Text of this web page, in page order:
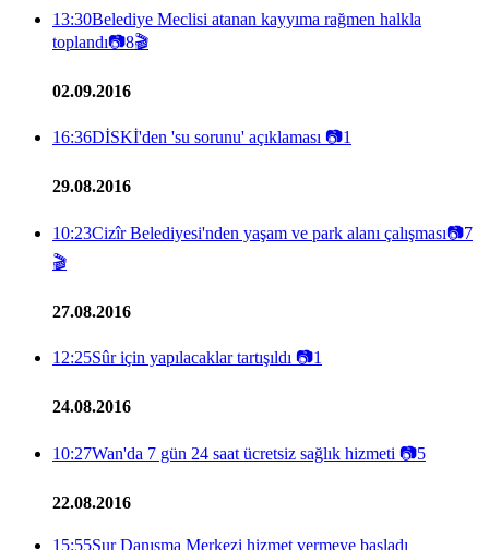
13:30Belediye Meclisi atanan kayyıma rağmen halkla
toplandı📷8🎬
02.09.2016
16:36DİSKİ'den 'su sorunu' açıklaması 📷1
29.08.2016
10:23Cizîr Belediyesi'nden yaşam ve park alanı çalışması📷7
🎬
27.08.2016
12:25Sûr için yapılacaklar tartışıldı 📷1
24.08.2016
10:27Wan'da 7 gün 24 saat ücretsiz sağlık hizmeti 📷5
22.08.2016
15:55Sur Danışma Merkezi hizmet vermeye başladı